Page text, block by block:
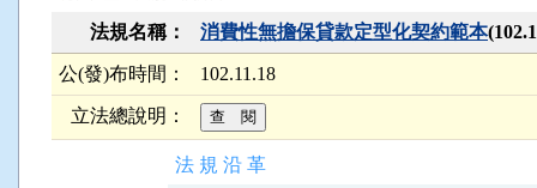
法規名稱： 消費性無擔保貸款定型化契約範本
公(發)布時間： 102.11.18
立法總說明：
法 規 沿 革